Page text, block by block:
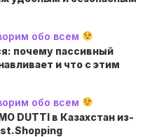
обо всем
почему пассивный
и что с этим
обо всем
DUTTI в Казахстан из-